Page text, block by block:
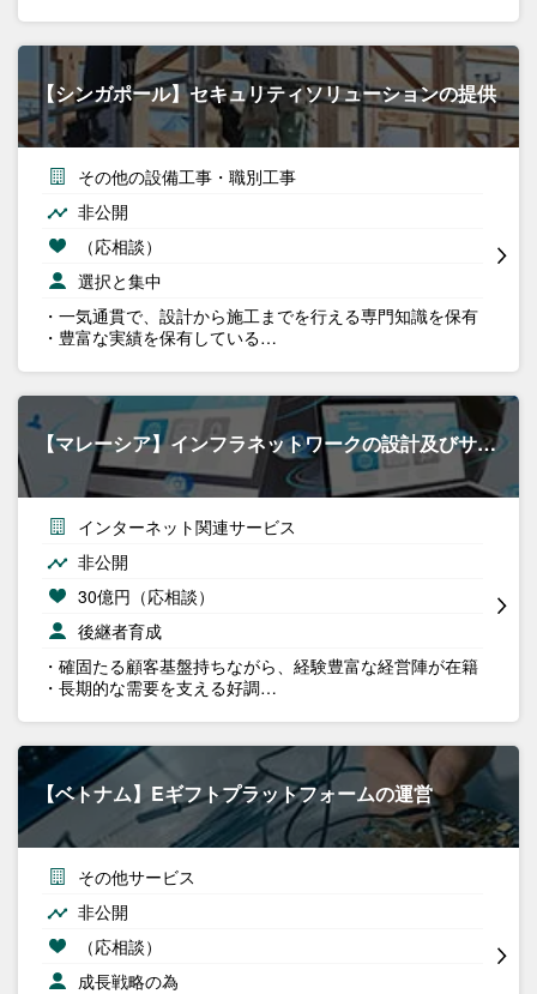
【シンガポール】セキュリティソリューションの提供
その他の設備工事・職別工事
非公開
（応相談）
選択と集中
・一気通貫で、設計から施工までを行える専門知識を保有
・豊富な実績を保有している…
【マレーシア】インフラネットワークの設計及びサ…
インターネット関連サービス
非公開
30億円（応相談）
後継者育成
・確固たる顧客基盤持ちながら、経験豊富な経営陣が在籍
・長期的な需要を支える好調…
【ベトナム】Eギフトプラットフォームの運営
その他サービス
非公開
（応相談）
成長戦略の為